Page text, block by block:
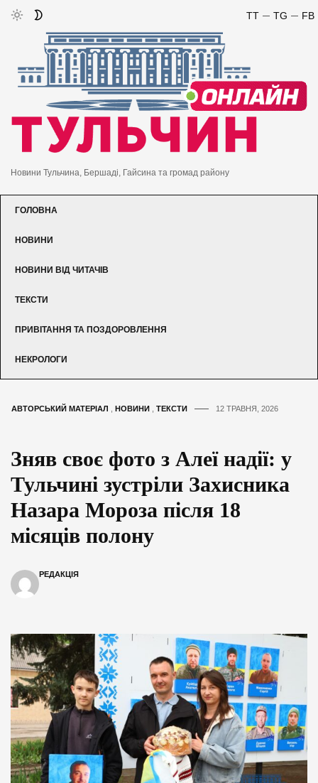
FB
TG
TT
Новини Тульчина, Бершаді, Гайсина та громад району
ГОЛОВНА
НОВИНИ
НОВИНИ ВІД ЧИТАЧІВ
ТЕКСТИ
ПРИВІТАННЯ ТА ПОЗДОРОВЛЕННЯ
НЕКРОЛОГИ
АВТОРСЬКИЙ МАТЕРІАЛ НОВИНИ ТЕКСТИ 12 ТРАВНЯ, 2026
Зняв своє фото з Алеї надії: у
Тульчині зустріли Захисника
Назара Мороза після 18
місяців полону
РЕДАКЦІЯ